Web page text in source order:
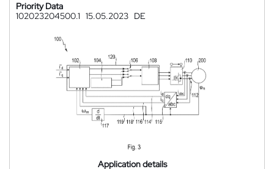
Priority Data
102023204500.1 15.05.2023 DE
Application details